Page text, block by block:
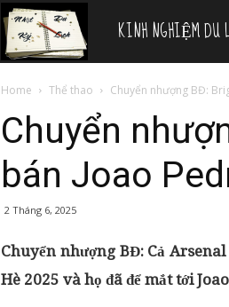
Nhật
ký
du
KINH NGHIỆM DU
Home Thể thao Chuyển nhượng BĐ:
Chuyển
bán Joao
2 Tháng 6, 2025
Chuyển nhượng BĐ: Cả
Hè 2025 và họ đã để mắt tới